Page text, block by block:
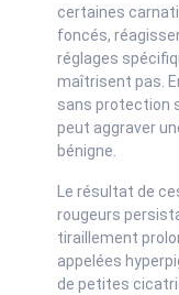
certaines
foncés,
réglages
maîtrisent pas.
sans protection
peut aggraver
bénigne.
Le résultat de
rougeurs
tiraillement
appelées
de petites